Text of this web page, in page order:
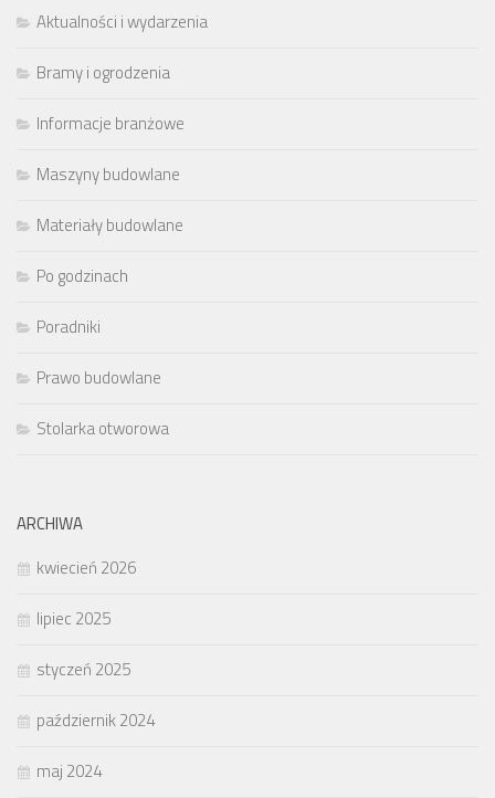
Aktualności i wydarzenia
Bramy i ogrodzenia
Informacje branżowe
Maszyny budowlane
Materiały budowlane
Po godzinach
Poradniki
Prawo budowlane
Stolarka otworowa
ARCHIWA
kwiecień 2026
lipiec 2025
styczeń 2025
październik 2024
maj 2024